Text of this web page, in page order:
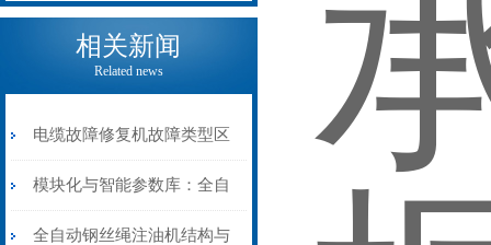
相关新闻
Related news
电缆故障修复机故障类型区
分指南：从“绝缘电
阻”到“波形特征”的精准诊
模块化与智能参数库：全自
动电缆修复机的快速换型逻
全自动钢丝绳注油机结构与